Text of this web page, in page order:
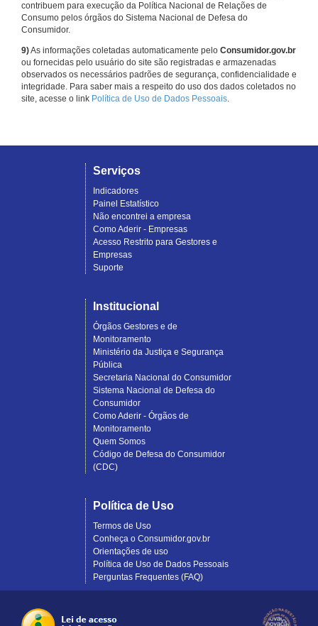
contribuem para execução da Política Nacional de Relações de
Consumo pelos órgãos do Sistema Nacional de Defesa do
Consumidor.
9)As informações coletadas automaticamente pelo Consumidor.gov.br
ou fornecidas pelo usuário do site são registradas e armazenadas
observados os necessários padrões de segurança, confidencialidade e
integridade. Para saber mais a respeito do uso dos dados coletados no
site, acesse o link Política de Uso de Dados Pessoais.
Serviços
Indicadores
Painel Estatístico
Não encontrei a empresa
Como Aderir - Empresas
Acesso Restrito para Gestores e
Empresas
Suporte
Institucional
Órgãos Gestores e de
Monitoramento
Ministério da Justiça e Segurança
Pública
Secretaria Nacional do Consumidor
Sistema Nacional de Defesa do
Consumidor
Como Aderir - Órgãos de
Monitoramento
Quem Somos
Código de Defesa do Consumidor
(CDC)
Política de Uso
Termos de Uso
Conheça o Consumidor.gov.br
Orientações de uso
Política de Uso de Dados Pessoais
Perguntas Frequentes (FAQ)